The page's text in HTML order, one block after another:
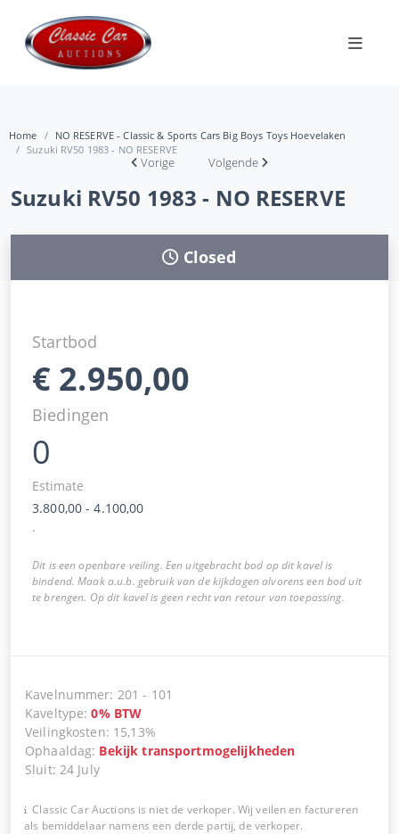
Home
NO RESERVE - Classic & Sports Cars Big Boys Toys Hoevelaken
Suzuki RV50 1983 - NO RESERVE
Vorige Volgende
Suzuki RV50 1983 - NO RESERVE
Closed
Startbod
€ 2.950,00
Biedingen
0
Estimate
3.800,00 -4.100,00
.
Dit is een openbare veiling. Een uitgebracht bod op dit kavel is
bindend. Maak a.u.b. gebruik van de kijkdagen alvorens een bod uit
te brengen. Op dit kavel is geen recht van retour van toepassing.
Kavelnummer: 201 - 101
Kaveltype:0% BTW
Veilingkosten: 15,13%
Ophaaldag: Bekijk transportmogelijkheden
Sluit: 24 July
Classic Car Auctions is niet de verkoper. Wij veilen en factureren
als bemiddelaar namens een derde partij, de verkoper.